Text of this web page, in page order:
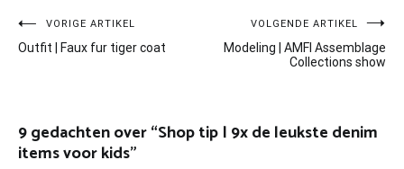
Bericht
navigatie
VORIGE ARTIKEL
Outfit | Faux fur tiger coat
VOLGENDE ARTIKEL
Modeling | AMFI Assemblage
Collections show
9 gedachten over “Shop tip | 9x de leukste denim
items voor kids”